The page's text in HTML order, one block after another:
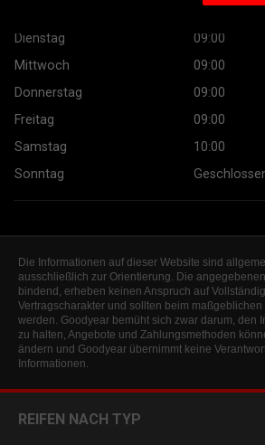
Dienstag
09:00
Mittwoch
09:00
Donnerstag
09:00
Freitag
09:00
Samstag
10:00
Sonntag
Die Informationen auf dieser Website sind
ausschließlich zur Orientierung. Die
bindend, erheben keinen Anspruch auf
Vertragscharakter und sollten beim
werden. Goodyear bemüht sich zwar darum, den
zu halten, Angebote und Zahlungsmethoden
ändern und Goodyear übernimmt keine
Informationen.
REIFEN NACH TYP